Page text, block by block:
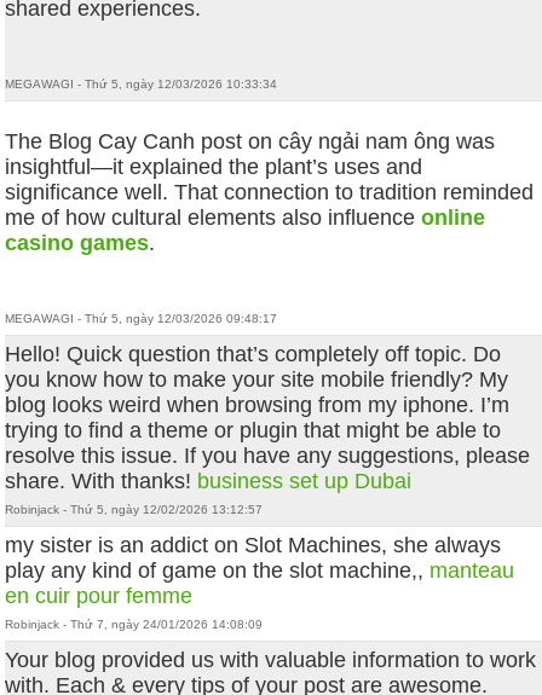
shared experiences.
MEGAWAGI - Thứ 5, ngày 12/03/2026 10:33:34
The Blog Cay Canh post on cây ngải nam ông was
insightful—it explained the plant’s uses and
significance well. That connection to tradition reminded
me of how cultural elements also influenceonline
casino games.
MEGAWAGI - Thứ 5, ngày 12/03/2026 09:48:17
Hello! Quick question that’s completely off topic. Do
you know how to make your site mobile friendly? My
blog looks weird when browsing from my iphone. I’m
trying to find a theme or plugin that might be able to
resolve this issue. If you have any suggestions, please
share. With thanks! business set up Dubai
Robinjack - Thứ 5, ngày 12/02/2026 13:12:57
my sister is an addict on Slot Machines, she always
play any kind of game on the slot machine,, manteau
en cuir pour femme
Robinjack - Thứ 7, ngày 24/01/2026 14:08:09
Your blog provided us with valuable information to work
with. Each & every tips of your post are awesome.